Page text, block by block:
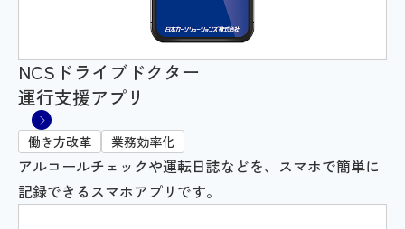
NCSドライブドクター
運行支援アプリ
働き方改革 業務効率化
アルコールチェックや運転日誌などを、スマホで簡単に
記録できるスマホアプリです。